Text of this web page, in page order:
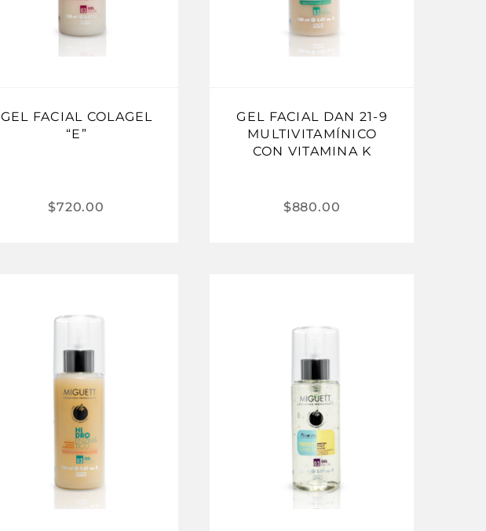
GEL FACIAL COLAGEL
“E”
$720.00
GEL FACIAL DAN 21-9
MULTIVITAMÍNICO
CON VITAMINA K
$880.00